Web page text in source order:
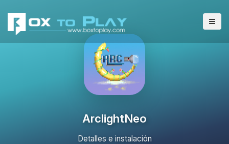
ArclightNeo
Detalles e instalación